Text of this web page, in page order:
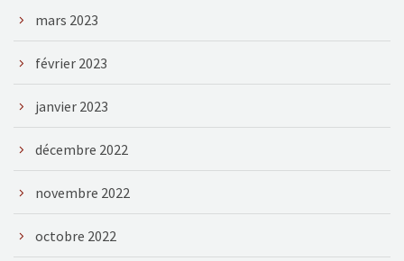
mars 2023
février 2023
janvier 2023
décembre 2022
novembre 2022
octobre 2022